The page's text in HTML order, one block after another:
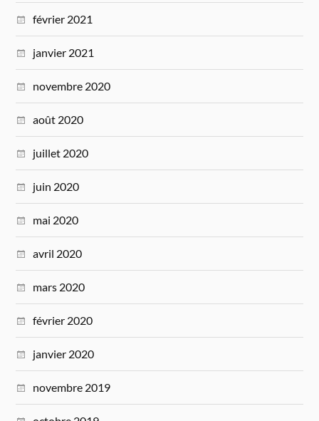
février 2021
janvier 2021
novembre 2020
août 2020
juillet 2020
juin 2020
mai 2020
avril 2020
mars 2020
février 2020
janvier 2020
novembre 2019